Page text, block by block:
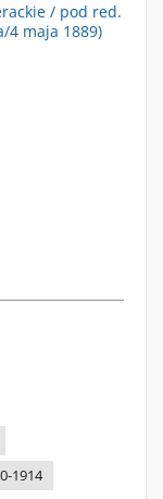
/ pod red.
4 maja 1889)
1914